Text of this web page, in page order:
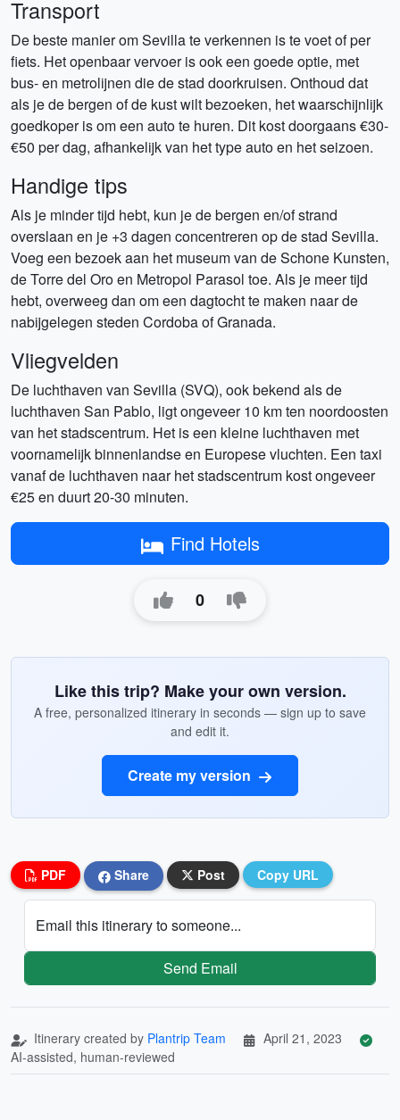
Transport
De beste manier om Sevilla te verkennen is te voet of per
fiets. Het openbaar vervoer is ook een goede optie, met
bus- en metrolijnen die de stad doorkruisen. Onthoud dat
als je de bergen of de kust wilt bezoeken, het waarschijnlijk
goedkoper is om een auto te huren. Dit kost doorgaans €30-
€50 per dag, afhankelijk van het type auto en het seizoen.
Handige tips
Als je minder tijd hebt, kun je de bergen en/of strand
overslaan en je +3 dagen concentreren op de stad Sevilla.
Voeg een bezoek aan het museum van de Schone Kunsten,
de Torre del Oro en Metropol Parasol toe. Als je meer tijd
hebt, overweeg dan om een dagtocht te maken naar de
nabijgelegen steden Cordoba of Granada.
Vliegvelden
De luchthaven van Sevilla (SVQ), ook bekend als de
luchthaven San Pablo, ligt ongeveer 10 km ten noordoosten
van het stadscentrum. Het is een kleine luchthaven met
voornamelijk binnenlandse en Europese vluchten. Een taxi
vanaf de luchthaven naar het stadscentrum kost ongeveer
€25 en duurt 20-30 minuten.
Find Hotels
0
Like this trip? Make your own version.
A free, personalized itinerary in seconds — sign up to save
and edit it.
Create my version
PDF Share Post Copy URL
Email this itinerary to someone...
Send Email
Itinerary created by Plantrip Team
April 21, 2023
AI-assisted, human-reviewed